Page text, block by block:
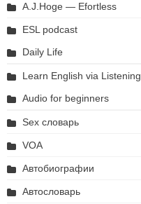
A.J.Hoge — Efortless
ESL podcast
Daily Life
Learn English via Listening
Audio for beginners
Sex словарь
VOA
Автобиографии
Автословарь